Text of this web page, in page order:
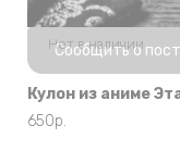
Нет в наличии
Сообщить о
Кулон из аниме
650р.